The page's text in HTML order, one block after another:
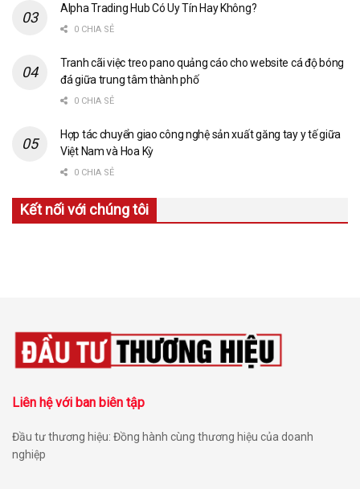
Alpha Trading Hub Có Uy Tín Hay Không?
0 CHIA SẺ
Tranh cãi việc treo pano quảng cáo cho website cá độ bóng
đá giữa trung tâm thành phố
0 CHIA SẺ
Hợp tác chuyển giao công nghệ sản xuất găng tay y tế giữa
Việt Nam và Hoa Kỳ
0 CHIA SẺ
Kết nối với chúng tôi
Liên hệ với ban biên tập
Đầu tư thương hiệu: Đồng hành cùng thương hiệu của doanh
nghiệp